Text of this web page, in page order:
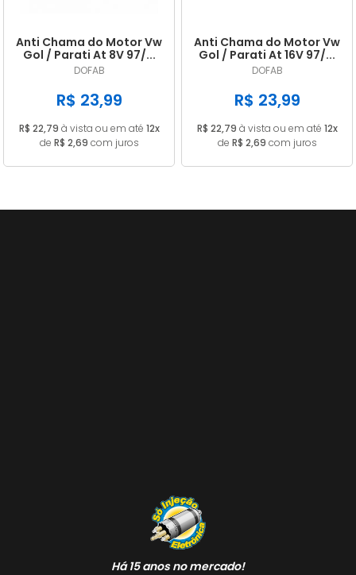
Anti Chama do Motor Vw
Gol / Parati At 8V 97/...
16V a Partir de 06/00...
DOFAB
R$ 23,99
R$ 22,79 à vista ou em até 12x
de R$ 2,69 com juros
Anti Chama do Motor Vw
Gol / Parati At 16V 97/...
Mi 036103464J
DOFAB
R$ 23,99
R$ 22,79 à vista ou em até 12x
de R$ 2,69 com juros
Há 15 anos no mercado!